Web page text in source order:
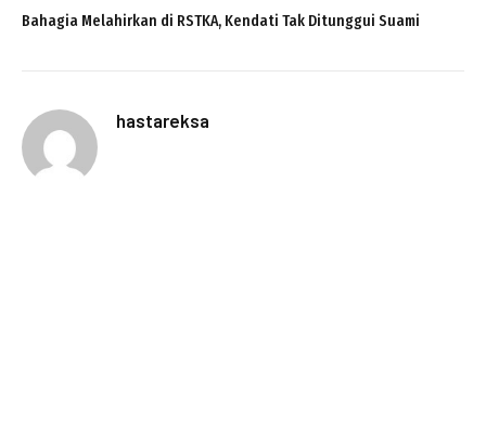
Bahagia Melahirkan di RSTKA, Kendati Tak Ditunggui Suami
hastareksa